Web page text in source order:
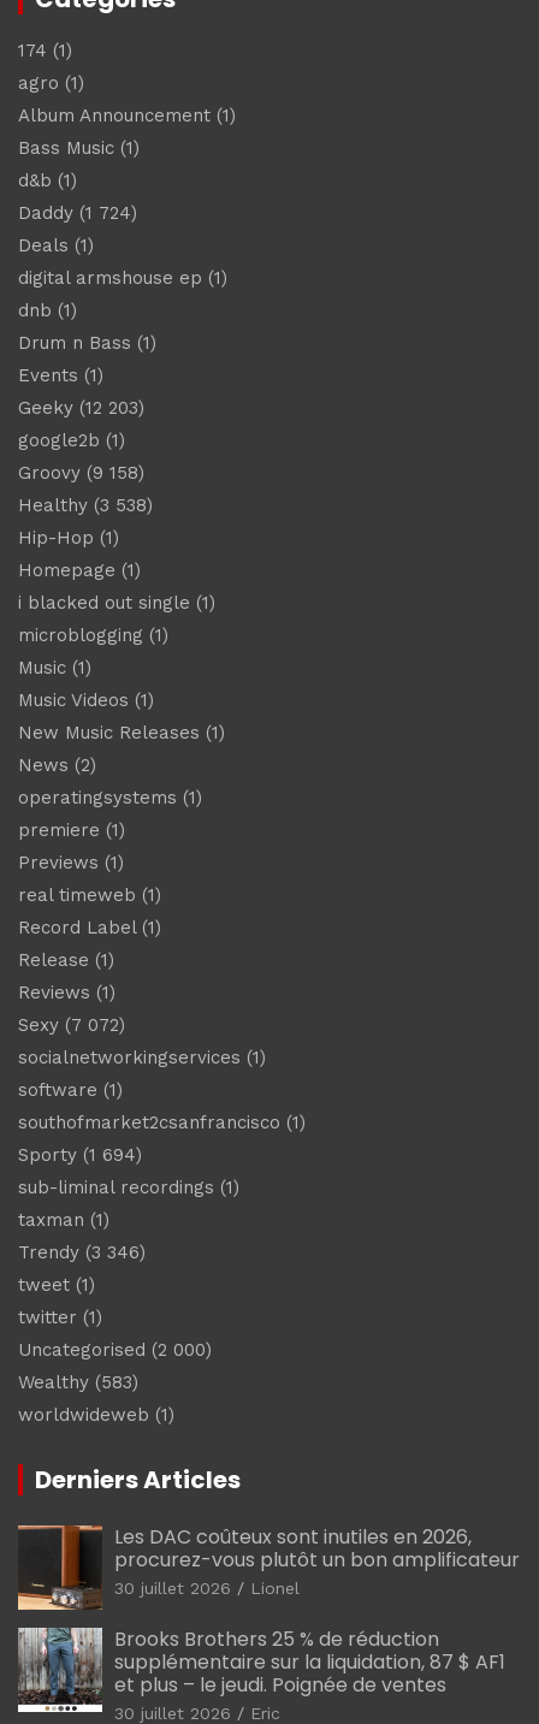
174 (1)
agro (1)
Album Announcement (1)
Bass Music (1)
d&b (1)
Daddy (1 724)
Deals (1)
digital armshouse ep (1)
dnb (1)
Drum n Bass (1)
Events (1)
Geeky (12 203)
google2b (1)
Groovy (9 158)
Healthy (3 538)
Hip-Hop (1)
Homepage (1)
i blacked out single (1)
microblogging (1)
Music (1)
Music Videos (1)
New Music Releases (1)
News (2)
operatingsystems (1)
premiere (1)
Previews (1)
real timeweb (1)
Record Label(1)
Release (1)
Reviews (1)
Sexy (7 072)
socialnetworkingservices (1)
software (1)
southofmarket2csanfrancisco (1)
Sporty (1 694)
sub-liminal recordings (1)
taxman (1)
Trendy (3 346)
tweet (1)
twitter (1)
Uncategorised (2 000)
Wealthy (583)
worldwideweb (1)
Derniers Articles
Les DAC coûteux sont inutiles en 2026,
procurez-vous plutôt un bon amplificateur
30 juillet 2026 Lionel
Brooks Brothers 25 % de réduction
supplémentaire sur la liquidation, 87 $ AF1
et plus – le jeudi. Poignée de ventes
30 juillet 2026 Eric